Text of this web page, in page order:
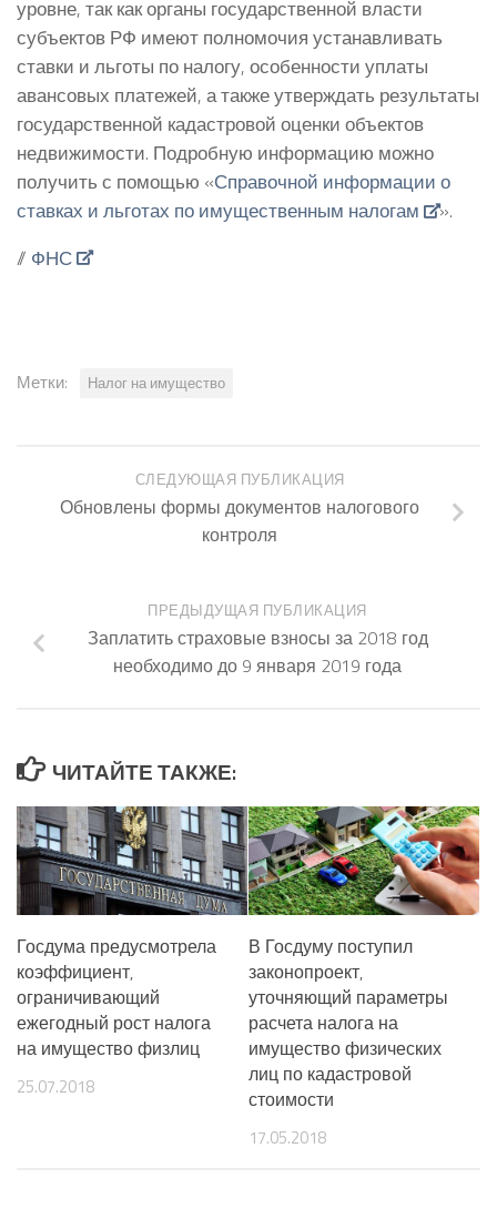
уровне, так как органы государственной власти
субъектов РФ имеют полномочия устанавливать
ставки и льготы по налогу, особенности уплаты
авансовых платежей, а также утверждать результаты
государственной кадастровой оценки объектов
недвижимости. Подробную информацию можно
получить с помощью «Справочной информации о
ставках и льготах по имущественным налогам
».
// ФНС
Метки: Налог на имущество
СЛЕДУЮЩАЯ ПУБЛИКАЦИЯ
Обновлены формы документов налогового
контроля
ПРЕДЫДУЩАЯ ПУБЛИКАЦИЯ
Заплатить страховые взносы за 2018 год
необходимо до 9 января 2019 года
ЧИТАЙТЕ ТАКЖЕ:
Госдума предусмотрела
коэффициент,
ограничивающий
ежегодный рост налога
на имущество физлиц
25.07.2018
В Госдуму поступил
законопроект,
уточняющий параметры
расчета налога на
имущество физических
лиц по кадастровой
стоимости
17.05.2018